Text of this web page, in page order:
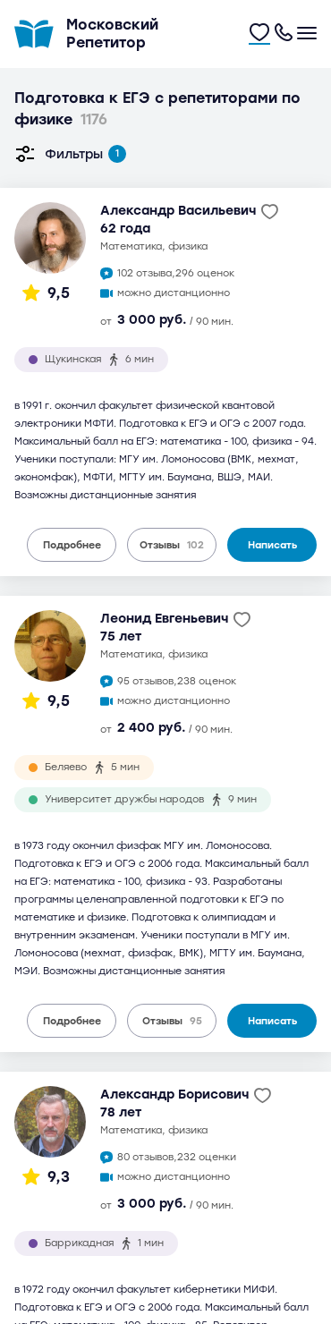
Московский
Репетитор
Подготовка к ЕГЭ с репетиторами по
физике 1176
Фильтры 1
9,5
Александр Васильевич
62 года
математика, физика
102 отзыва,296 оценок
можно дистанционно
от 3 000 руб. / 90 мин.
Щукинская 6 мин
в 1991 г. окончил факультет физической квантовой
электроники МФТИ. Подготовка к ЕГЭ и ОГЭ с 2007 года.
Максимальный балл на ЕГЭ: математика - 100, физика - 94.
Ученики поступали: МГУ им. Ломоносова (ВМК, мехмат,
экономфак), МФТИ, МГТУ им. Баумана, ВШЭ, МАИ.
Возможны дистанционные занятия
Подробнее Отзывы 102 Написать
9,5
Леонид Евгеньевич
75 лет
математика, физика
95 отзывов,238 оценок
можно дистанционно
от 2 400 руб. / 90 мин.
Беляево 5 мин
Университет дружбы народов 9 мин
в 1973 году окончил физфак МГУ им. Ломоносова.
Подготовка к ЕГЭ и ОГЭ с 2006 года. Максимальный балл
на ЕГЭ: математика - 100, физика - 93. Разработаны
программы целенаправленной подготовки к ЕГЭ по
математике и физике. Подготовка к олимпиадам и
внутренним экзаменам. Ученики поступали в МГУ им.
Ломоносова (мехмат, физфак, ВМК), МГТУ им. Баумана,
МЭИ. Возможны дистанционные занятия
Подробнее Отзывы 95 Написать
9,3
Александр Борисович
78 лет
математика, физика
80 отзывов,232 оценки
можно дистанционно
от 3 000 руб. / 90 мин.
Баррикадная 1 мин
в 1972 году окончил факультет кибернетики МИФИ.
Подготовка к ЕГЭ и ОГЭ с 2006 года. Максимальный балл